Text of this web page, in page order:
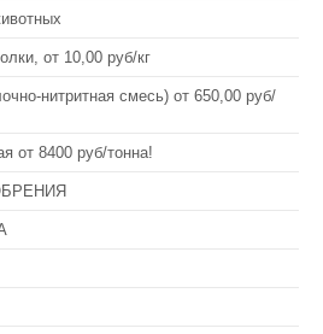
от 10,00 руб/кг
нитритная смесь) от 650,00 руб/
от 8400 руб/тонна!